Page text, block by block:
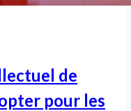
de
pour les